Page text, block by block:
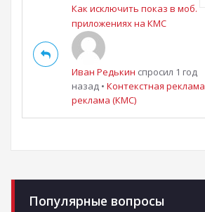
Как исключить показ в моб.
приложениях на КМС
Иван Редькин спросил 1 год
назад • Контекстная реклама
реклама (КМС)
Популярные вопросы